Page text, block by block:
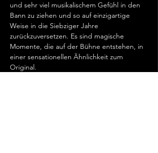
und sehr viel musikalischem Gefühl in den
Bann zu ziehen und so auf einzigartige
Weise in die Siebziger Jahre
zurückzuversetzen. Es sind magische
Momente, die auf der Bühne entstehen, in
einer sensationellen Ähnlichkeit zum
Original.